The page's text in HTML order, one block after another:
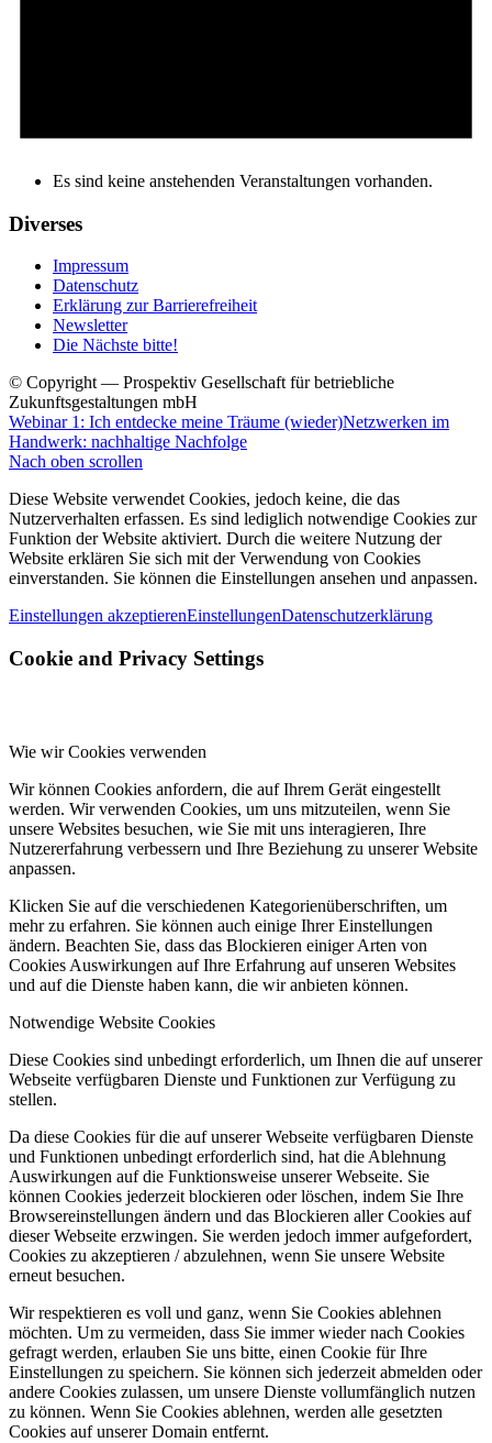
Es sind keine anstehenden Veranstaltungen vorhanden.
Diverses
Impressum
Datenschutz
Erklärung zur Barrierefreiheit
Newsletter
Die Nächste bitte!
© Copyright — Prospektiv Gesellschaft für betriebliche
Zukunftsgestaltungen mbH
Webinar 1: Ich entdecke meine Träume (wieder)Netzwerken im
Handwerk: nachhaltige Nachfolge
Nach oben scrollen
Diese Website verwendet Cookies, jedoch keine, die das
Nutzerverhalten erfassen. Es sind lediglich notwendige Cookies zur
Funktion der Website aktiviert. Durch die weitere Nutzung der
Website erklären Sie sich mit der Verwendung von Cookies
einverstanden. Sie können die Einstellungen ansehen und anpassen.
Einstellungen akzeptierenEinstellungenDatenschutzerklärung
Cookie and Privacy Settings
Wie wir Cookies verwenden
Wir können Cookies anfordern, die auf Ihrem Gerät eingestellt
werden. Wir verwenden Cookies, um uns mitzuteilen, wenn Sie
unsere Websites besuchen, wie Sie mit uns interagieren, Ihre
Nutzererfahrung verbessern und Ihre Beziehung zu unserer Website
anpassen.
Klicken Sie auf die verschiedenen Kategorienüberschriften, um
mehr zu erfahren. Sie können auch einige Ihrer Einstellungen
ändern. Beachten Sie, dass das Blockieren einiger Arten von
Cookies Auswirkungen auf Ihre Erfahrung auf unseren Websites
und auf die Dienste haben kann, die wir anbieten können.
Notwendige Website Cookies
Diese Cookies sind unbedingt erforderlich, um Ihnen die auf unserer
Webseite verfügbaren Dienste und Funktionen zur Verfügung zu
stellen.
Da diese Cookies für die auf unserer Webseite verfügbaren Dienste
und Funktionen unbedingt erforderlich sind, hat die Ablehnung
Auswirkungen auf die Funktionsweise unserer Webseite. Sie
können Cookies jederzeit blockieren oder löschen, indem Sie Ihre
Browsereinstellungen ändern und das Blockieren aller Cookies auf
dieser Webseite erzwingen. Sie werden jedoch immer aufgefordert,
Cookies zu akzeptieren / abzulehnen, wenn Sie unsere Website
erneut besuchen.
Wir respektieren es voll und ganz, wenn Sie Cookies ablehnen
möchten. Um zu vermeiden, dass Sie immer wieder nach Cookies
gefragt werden, erlauben Sie uns bitte, einen Cookie für Ihre
Einstellungen zu speichern. Sie können sich jederzeit abmelden oder
andere Cookies zulassen, um unsere Dienste vollumfänglich nutzen
zu können. Wenn Sie Cookies ablehnen, werden alle gesetzten
Cookies auf unserer Domain entfernt.